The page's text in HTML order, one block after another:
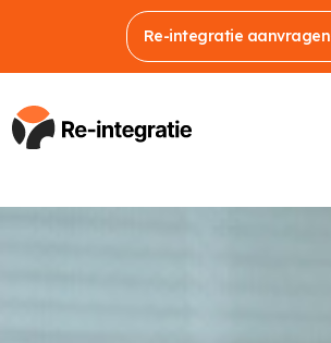
Re-integratie aanvragen